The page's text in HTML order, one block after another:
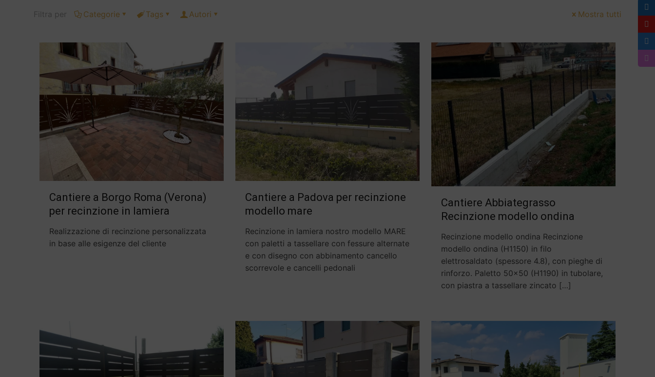
Filtra per Categorie Tags Autori Mostra tutti
Cantiere a Borgo Roma (Verona)
per recinzione in lamiera
Realizzazione di recinzione personalizzata
in base alle esigenze del cliente
Cantiere a Padova per recinzione
modello mare
Recinzione in lamiera nostro modello MARE
con paletti a tassellare con fessure alternate
e con disegno con abbinamento cancello
scorrevole e cancelli pedonali
Cantiere Abbiategrasso
Recinzione modello ondina
Recinzione modello ondina Recinzione
modello ondina (H1150) in filo
elettrosaldato (spessore 4.8), con pieghe di
rinforzo. Paletto 50×50 (H1190) in tubolare,
con piastra a tassellare zincato […]